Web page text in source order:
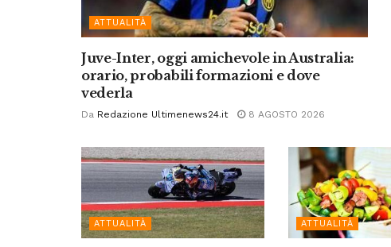
ATTUALITÀ
Juve-Inter, oggi amichevole in Australia:
orario, probabili formazioni e dove
vederla
Da Redazione Ultimenews24.it 8 AGOSTO 2026
ATTUALITÀ ATTUALITÀ